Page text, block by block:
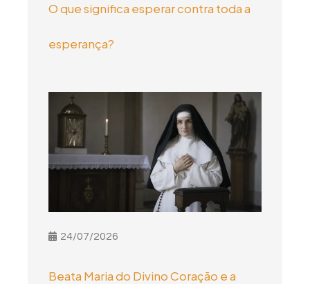
O que significa esperar contra toda a
esperança?
24/07/2026
Beata Maria do Divino Coração e a